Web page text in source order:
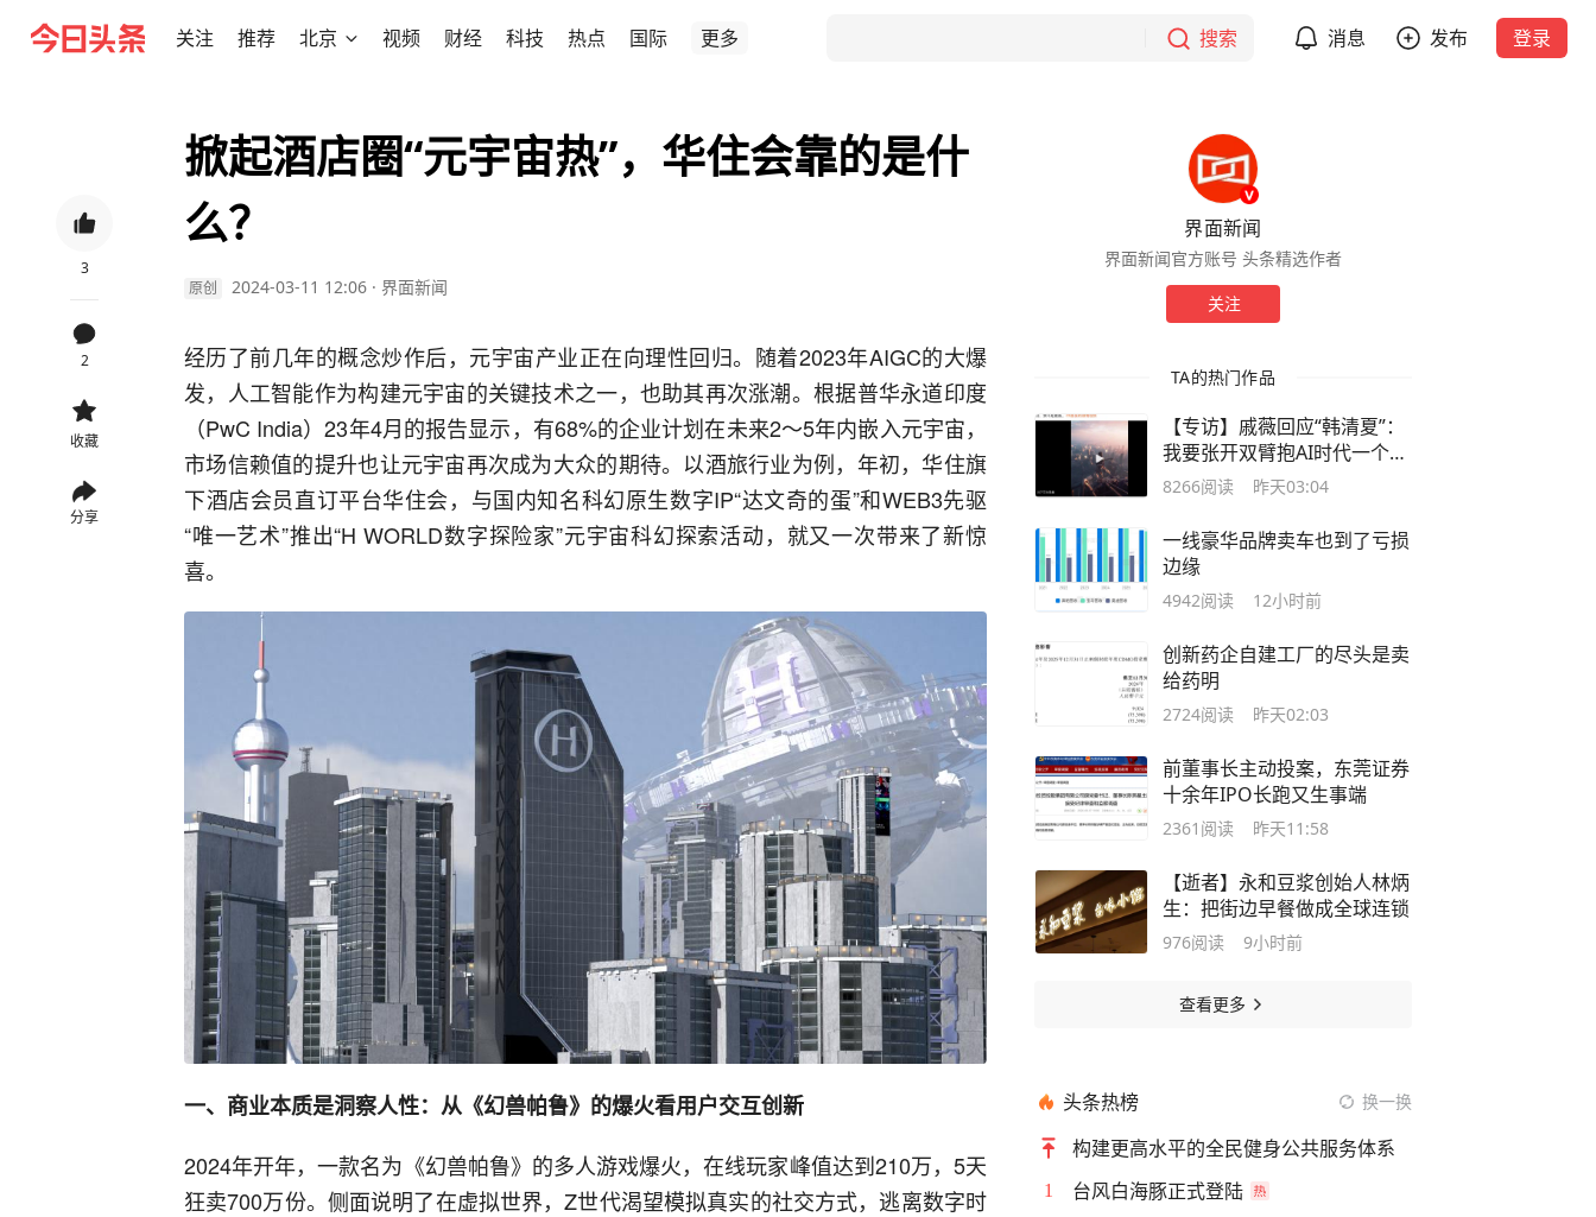
关注 推荐 北京 视频 财经 科技 热点 国际 更多 搜索 消息 发布 登录
3
2
收藏
分享
掀起酒店圈“元宇宙热”，华住会靠的是什
么？
原创 2024-03-11 12:06 · 界面新闻
经历了前几年的概念炒作后，元宇宙产业正在向理性回归。随着2023年AIGC的大爆
发，人工智能作为构建元宇宙的关键技术之一，也助其再次涨潮。根据普华永道印度
（PwC India）23年4月的报告显示，有68%的企业计划在未来2～5年内嵌入元宇宙，
市场信赖值的提升也让元宇宙再次成为大众的期待。以酒旅行业为例，年初，华住旗
下酒店会员直订平台华住会，与国内知名科幻原生数字IP“达文奇的蛋”和WEB3先驱
“唯一艺术”推出“H WORLD数字探险家”元宇宙科幻探索活动，就又一次带来了新惊
喜。
一、商业本质是洞察人性：从《幻兽帕鲁》的爆火看用户交互创新
2024年开年，一款名为《幻兽帕鲁》的多人游戏爆火，在线玩家峰值达到210万，5天
狂卖700万份。侧面说明了在虚拟世界，Z世代渴望模拟真实的社交方式，逃离数字时
界面新闻
界面新闻官方账号 头条精选作者
关注
TA的热门作品
【专访】戚薇回应“韩清夏”：
我要张开双臂抱AI时代一个满
怀
8266阅读 昨天03:04
一线豪华品牌卖车也到了亏损
边缘
4942阅读 12小时前
创新药企自建工厂的尽头是卖
给药明
2724阅读 昨天02:03
前董事长主动投案，东莞证券
十余年IPO长跑又生事端
2361 阅读 昨天11:58
【逝者】永和豆浆创始人林炳
生：把街边早餐做成全球连锁
976阅读 9小时前
查看更多
头条热榜 换一换
构建更高水平的全民健身公共服务体系
1 台风白海豚正式登陆